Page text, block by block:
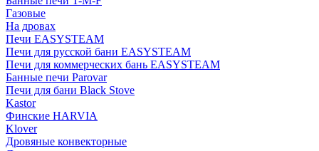
Газовые
На дровах
Печи EASYSTEAM
Печи для русской бани EASYSTEAM
Печи для коммерческих бань EASYSTEAM
Банные печи Parovar
Печи для бани Black Stove
Kastor
Финские HARVIA
Klover
Дровяные конвекторные